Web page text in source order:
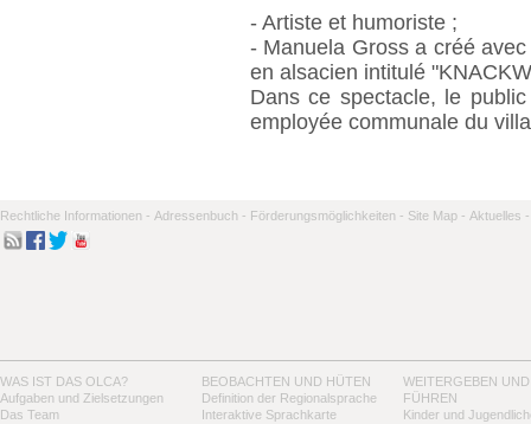
- Artiste et humoriste ;
- Manuela Gross a créé
en alsacien intitulé
Dans ce spectacle, le
employée communale du
Rechtliche Informationen - Adressenbuch - Förderungsmöglichkeiten - Site Map - Aktuelles -
WAS IST DAS OLCA?
Aufgaben und Zielsetzungen
Das Team
BEOBACHTEN UND HÜTEN
Definition der Regionalsprache
Interaktive Sprachkarte
WEITERGEBEN UND
FÜHREN
Kinder und